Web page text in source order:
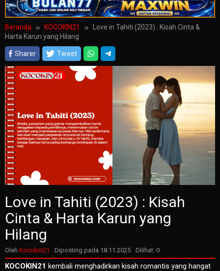
Beranda KOCOKIN21
Love in Tahiti (2023) : Kisah Cinta &
Harta Karun yang Hilang
Sharer Tweet
Love in Tahiti (2023) : Kisah
Cinta & Harta Karun yang
Hilang
Oleh Kocokin21 Diposting pada 18.11.2025 Dilihat: 0
KOCOKIN21 kembali menghadirkan kisah romantis yang hangat